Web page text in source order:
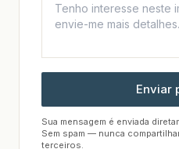
Enviar
Sua mensagem é enviada
Sem spam — nunca
terceiros.